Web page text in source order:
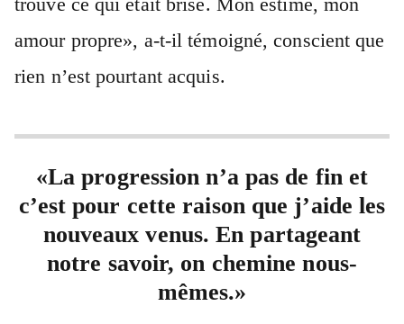
amour propre», a-t-il témoigné, conscient que
rien n’est pourtant acquis.
«La progression n’a pas de fin et
c’est pour cette raison que j’aide les
nouveaux venus. En partageant
notre savoir, on chemine nous-
mêmes.»